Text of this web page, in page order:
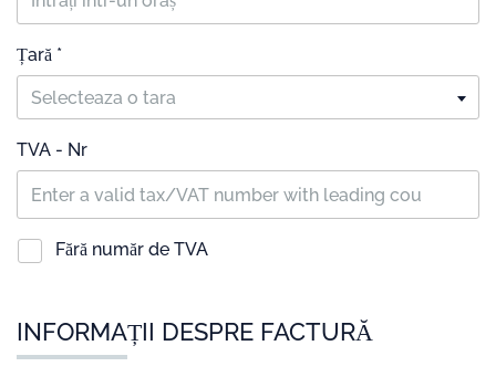
Țară *
Selecteaza o tara
TVA - Nr
Fără număr de TVA
INFORMAȚII DESPRE FACTURĂ